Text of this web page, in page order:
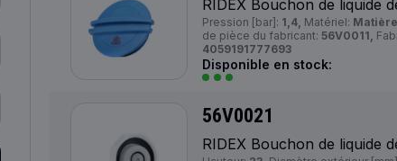
RIDEX Bouchon de liquide
Pression [bar]: 1,4, Matériel:
de pièce du fabricant: 56V0011,
4059191777693
Disponible en stock:
56V0021
RIDEX Bouchon de liquide